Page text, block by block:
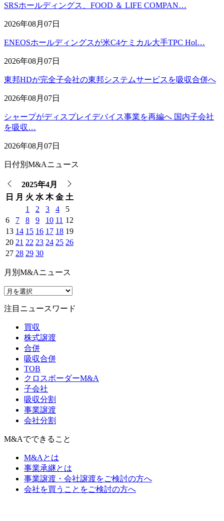
SRSホールディングス、FOOD ＆ LIFE COMPAN…
2026年08月07日
ENEOSホールディングスが米C4ケミカル大手TPC Hol…
2026年08月07日
東邦HDが完全子会社の東邦システムサービスを吸収合併へ
2026年08月07日
シャープがディスプレイデバイス事業を再編へ 国内子会社
を吸収…
2026年08月07日
日付別M&Aニュース
2025年4月
日
月 火 水 木 金 土
1
2 3 4
5
6
7 8 9 10 11 12
13 14 15 16 17 18 19
20 21 22 23 24 25 26
27 28 29 30
月別M&Aニュース
注目ニュースワード
買収
株式譲渡
合併
吸収合併
TOB
クロスボーダーM&A
子会社
吸収分割
事業譲渡
会社分割
M&Aでできること
M&Aとは
事業承継とは
事業譲渡・会社譲渡をご検討の方へ
会社を買うことをご検討の方へ